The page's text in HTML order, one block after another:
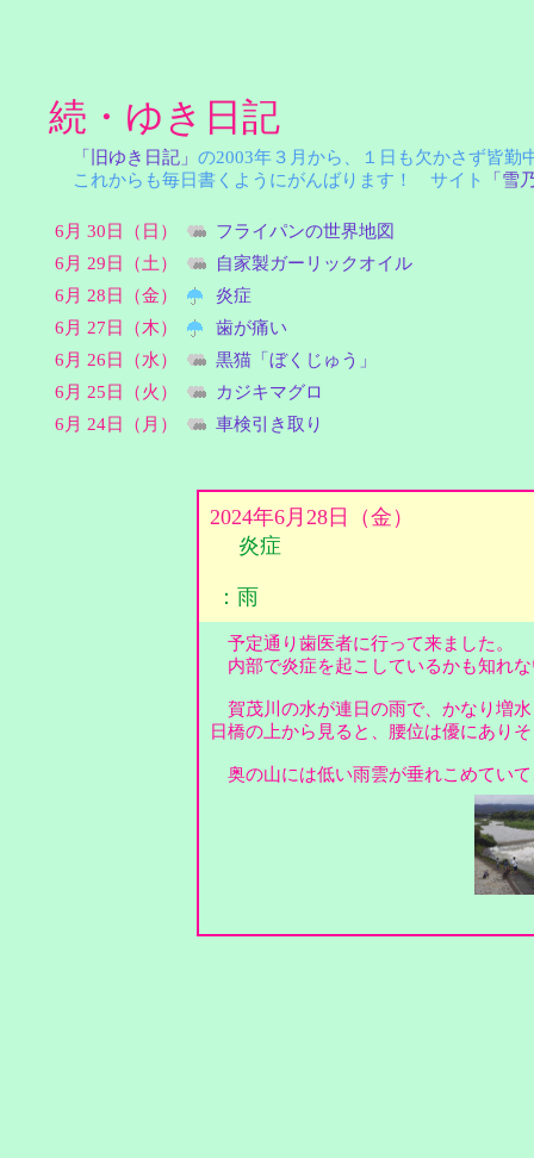
続・ゆき日記
「旧ゆき日記」 の2003年３月から、１日も欠かさず皆
これからも毎日書くようにがんばります！ サイト
「雪
6月 30日（日）
フライパンの世界地図
6月 29日（土）
自家製ガーリックオイル
6月 28日（金）
炎症
6月 27日（木）
歯が痛い
6月 26日（水）
黒猫「ぼくじゅう」
6月 25日（火）
カジキマグロ
6月 24日（月）
車検引き取り
2024年6月28日（金）
炎症
：雨
予定通り歯医者に行って来ました。
内部で炎症を起こしているかも知れ
賀茂川の水が連日の雨で、かなり増
日橋の上から見ると、腰位は優にあり
奥の山には低い雨雲が垂れこめてい